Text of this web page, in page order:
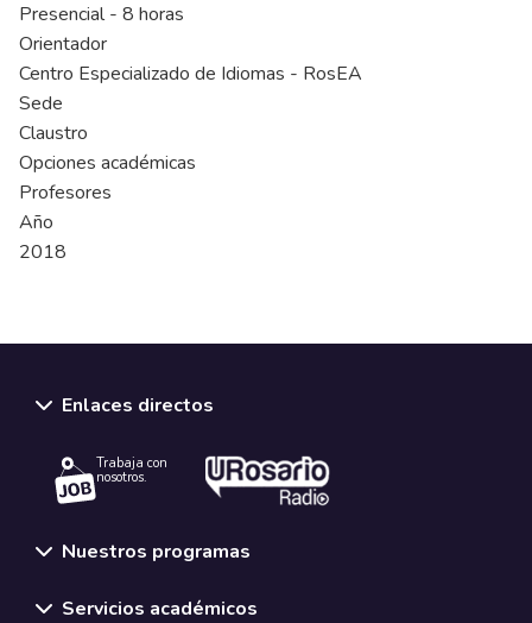
Presencial - 8 horas
Orientador
Centro Especializado de Idiomas - RosEA
Sede
Claustro
Opciones académicas
Profesores
Año
2018
Enlaces directos
Trabaja con
nosotros.
Nuestros programas
Servicios académicos